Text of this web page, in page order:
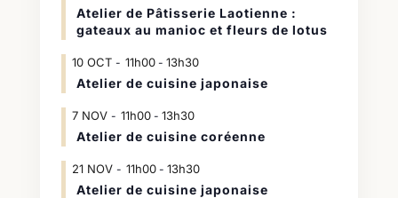
Atelier de Pâtisserie Laotienne :
gateaux au manioc et fleurs de lotus
10 OCT 11h00- 13h30
Atelier de cuisine japonaise
7 NOV 11h00- 13h30
Atelier de cuisine coréenne
21 NOV 11h00- 13h30
Atelier de cuisine japonaise